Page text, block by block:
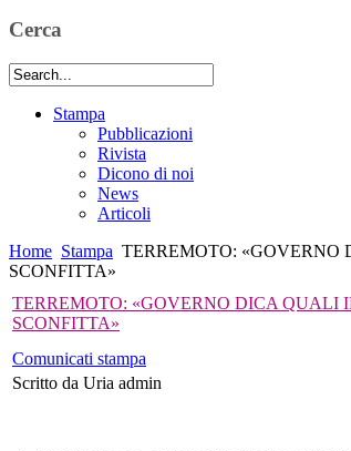
Cerca
Stampa
Pubblicazioni
Rivista
Dicono di noi
News
Articoli
Home Stampa TERREMOTO:
SCONFITTA»
TERREMOTO: «GOVERNO DICA QUALI
SCONFITTA»
Comunicati stampa
Scritto da Uria admin